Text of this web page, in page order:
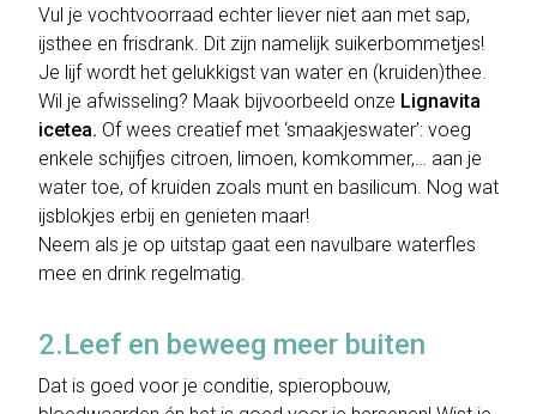
Vul je vochtvoorraad echter liever niet aan met sap,
ijsthee en frisdrank. Dit zijn namelijk suikerbommetjes!
Je lijf wordt het gelukkigst van water en (kruiden)thee.
Wil je afwisseling? Maak bijvoorbeeld onze Lignavita
icetea. Of wees creatief met ‘smaakjeswater’: voeg
enkele schijfjes citroen, limoen, komkommer,… aan je
water toe, of kruiden zoals munt en basilicum. Nog wat
ijsblokjes erbij en genieten maar!
Neem als je op uitstap gaat een navulbare waterfles
mee en drink regelmatig.
2.Leef en beweeg meer buiten
Dat is goed voor je conditie, spieropbouw,